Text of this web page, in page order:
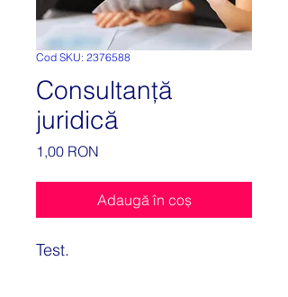
Cod SKU: 2376588
Consultanță
juridică
1,00 RON
Adaugă în coș
Test.